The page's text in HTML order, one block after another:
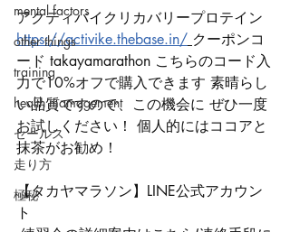
mental factors
other things
training
health mamagement
セールス
走り方
極秘
アクティバイクリカバリープロテイン
https://activike.thebase.in/ クーポンコ
ード takayamarathon こちらのコード入
力で10%オフで購入できます 素晴らし
い品質ですので、この機会に ぜひ一度
お試しください！ 個人的にはココアと
抹茶がお勧め！
【タカヤマラソン】LINE公式アカウン
ト